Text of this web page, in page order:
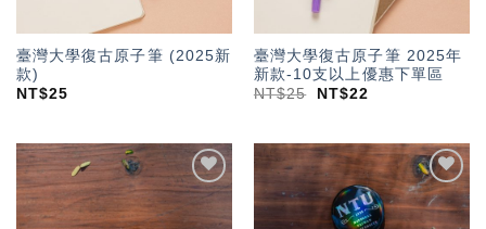
臺灣大學復古原子筆 (2025新
款)
NT$25
臺灣大學復古原子筆 2025年
新款-10支以上優惠下單區
NT$25 NT$22
加入
加入
「願